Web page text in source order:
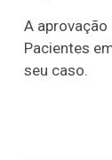
A
Pacientes
seu caso.